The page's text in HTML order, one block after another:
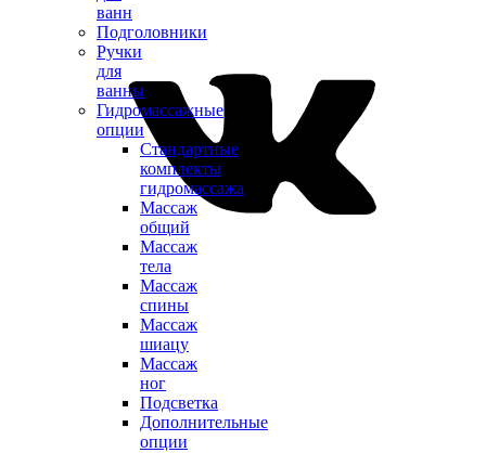
ванн
Подголовники
Ручки
для
ванны
Гидромассажные
опции
Стандартные
комплекты
гидромассажа
Массаж
общий
Массаж
тела
Массаж
спины
Массаж
шиацу
Массаж
ног
Подсветка
Дополнительные
опции